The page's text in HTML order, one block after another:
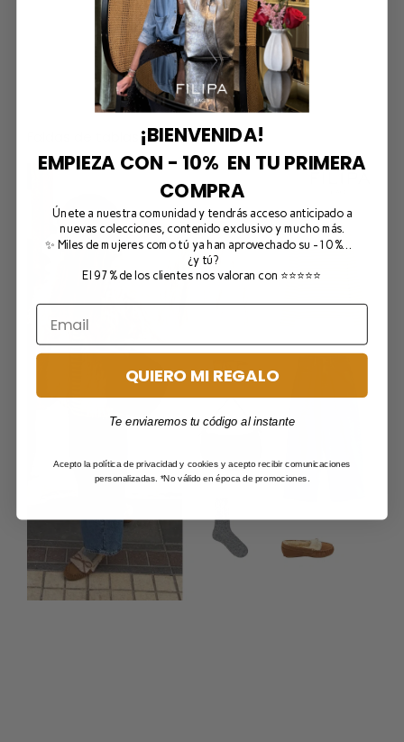
¡BIENVENIDA!
EMPIEZA CON - 10% EN TU PRIMERA
COMPRA
Únete a nuestra comunidad y tendrás acceso anticipado a
nuevas colecciones, contenido exclusivo y mucho más.
✨ Miles de mujeres como tú ya han aprovechado su -10 %…
¿y tú?
El 97% de los clientes nos valoran con ⭐⭐⭐⭐⭐
QUIERO MI REGALO
Te enviaremos tu código al instante
Acepto la política de privacidad y cookies y acepto recibir comunicaciones
personalizadas. *No válido en época de promociones.